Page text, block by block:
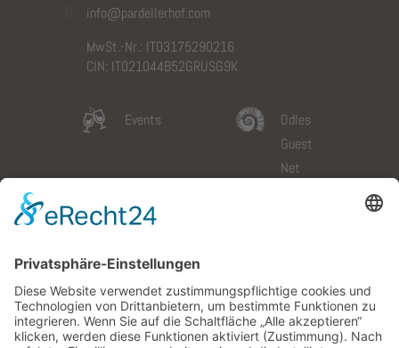
info@pardellerhof.com
MwSt.-Nr.: IT03175290216
CIN: IT021044B52GRUSG9K
Events
Odles
Guest
Net
Dolomites